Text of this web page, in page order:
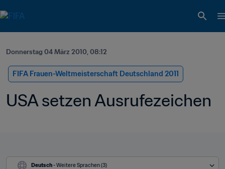
Donnerstag 04 März 2010, 08:12
FIFA Frauen-Weltmeisterschaft Deutschland 2011
USA setzen Ausrufezeichen
Deutsch - Weitere Sprachen (3)